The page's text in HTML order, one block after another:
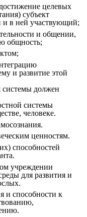
целевых
субъект
и в ней участвующий;
и общении,
общность;
и развитие этой
системы должен
системы
человеке.
ценностям.
способностей
учреждении
для развития и
и способности к